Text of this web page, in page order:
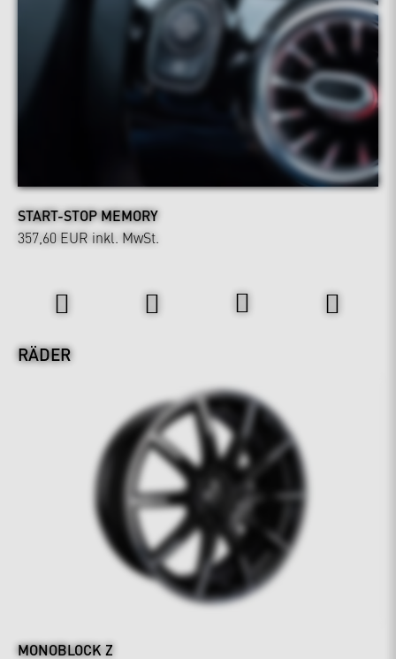
START-STOP MEMORY
357,60 EUR inkl. MwSt.
RÄDER
MONOBLOCK Z